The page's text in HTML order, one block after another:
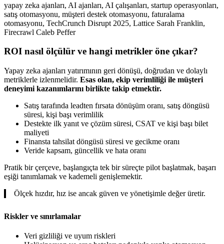
yapay zeka ajanları, AI ajanları, AI çalışanları, startup operasyonları,
satış otomasyonu, müşteri destek otomasyonu, faturalama
otomasyonu, TechCrunch Disrupt 2025, Lattice Sarah Franklin,
Firecrawl Caleb Peffer
ROI nasıl ölçülür ve hangi metrikler öne çıkar?
Yapay zeka ajanları yatırımının geri dönüşü, doğrudan ve dolaylı
metriklerle izlenmelidir. Esas olan, ekip verimliliği ile müşteri
deneyimi kazanımlarını birlikte takip etmektir.
Satış tarafında leadten fırsata dönüşüm oranı, satış döngüsü
süresi, kişi başı verimlilik
Destekte ilk yanıt ve çözüm süresi, CSAT ve kişi başı bilet
maliyeti
Finansta tahsilat döngüsü süresi ve gecikme oranı
Veride kapsam, güncellik ve hata oranı
Pratik bir çerçeve, başlangıçta tek bir süreçte pilot başlatmak, başarı
eşiği tanımlamak ve kademeli genişlemektir.
Ölçek hızdır, hız ise ancak güven ve yönetişimle değer üretir.
Riskler ve sınırlamalar
Veri gizliliği ve uyum riskleri